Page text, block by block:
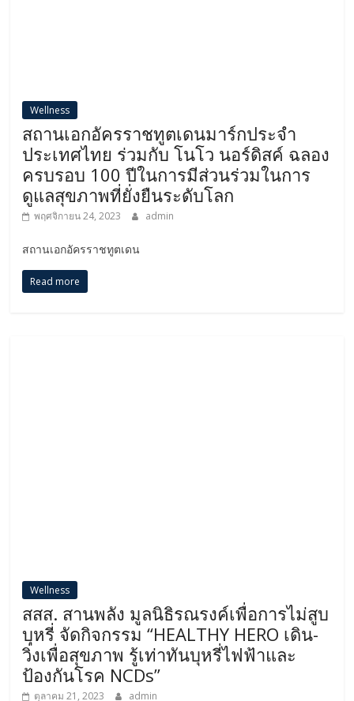
Wellness
สถานเอกอัครราชทูตเดนมาร์กประจำ
ประเทศไทย ร่วมกับ โนโว นอร์ดิสค์ ฉลอง
ครบรอบ 100 ปีในการมีส่วนร่วมในการ
ดูแลสุขภาพที่ยั่งยืนระดับโลก
พฤศจิกายน 24, 2023 admin
สถานเอกอัครราชทูตเดน
Read more
Wellness
สสส. สานพลัง มูลนิธิรณรงค์เพื่อการไม่สูบ
บุหรี่ จัดกิจกรรม “HEALTHY HERO เดิน-
วิ่งเพื่อสุขภาพ รู้เท่าทันบุหรี่ไฟฟ้าและ
ป้องกันโรค NCDs”
ตุลาคม 21, 2023 admin